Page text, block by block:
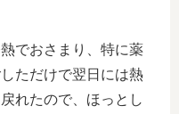
でおさまり、特に薬
ただけで翌日には熱
れたので、ほっとし